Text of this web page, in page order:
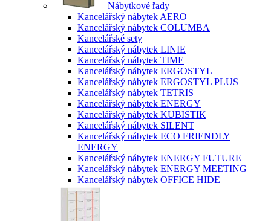
Nábytkové řady
Kancelářský nábytek AERO
Kancelářský nábytek COLUMBA
Kancelářské sety
Kancelářský nábytek LINIE
Kancelářský nábytek TIME
Kancelářský nábytek ERGOSTYL
Kancelářský nábytek ERGOSTYL PLUS
Kancelářský nábytek TETRIS
Kancelářský nábytek ENERGY
Kancelářský nábytek KUBISTIK
Kancelářský nábytek SILENT
Kancelářský nábytek ECO FRIENDLY
ENERGY
Kancelářský nábytek ENERGY FUTURE
Kancelářský nábytek ENERGY MEETING
Kancelářský nábytek OFFICE HIDE